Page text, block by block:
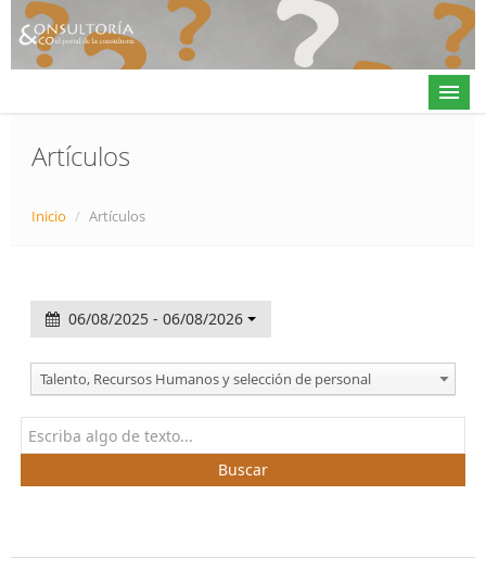
Contacto
𝕏
Artículos
Inicio / Artículos
06/08/2025 - 06/08/2026
Talento, Recursos Humanos y selección de personal
Buscar